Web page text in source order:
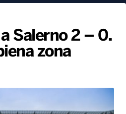
Spettacolo
TV
a Salerno 2 – 0.
zona